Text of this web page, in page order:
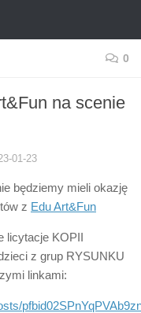
0
na scenie
01-23
będziemy mieli okazję
z Edu Art&Fun
licytacje KOPII
z grup RYSUNKU
linkami: